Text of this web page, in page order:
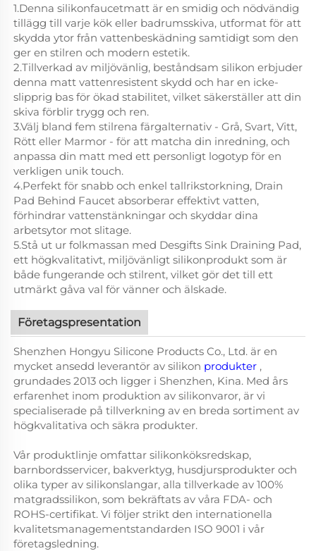
1.Denna silikonfaucetmatt är en smidig och nödvändig
tillägg till varje kök eller badrumsskiva, utformat för att
skydda ytor från vattenbeskädning samtidigt som den
ger en stilren och modern estetik.
2.Tillverkad av miljövänlig, beståndsam silikon erbjuder
denna matt vattenresistent skydd och har en icke-
slipprig bas för ökad stabilitet, vilket säkerställer att din
skiva förblir trygg och ren.
3.Välj bland fem stilrena färgalternativ - Grå, Svart, Vitt,
Rött eller Marmor - för att matcha din inredning, och
anpassa din matt med ett personligt logotyp för en
verkligen unik touch.
4.Perfekt för snabb och enkel tallrikstorkning, Drain
Pad Behind Faucet absorberar effektivt vatten,
förhindrar vattenstänkningar och skyddar dina
arbetsytor mot slitage.
5.Stå ut ur folkmassan med Desgifts Sink Draining Pad,
ett högkvalitativt, miljövänligt silikonprodukt som är
både fungerande och stilrent, vilket gör det till ett
utmärkt gåva val för vänner och älskade.
Företagspresentation
Shenzhen Hongyu Silicone Products Co., Ltd. är en
mycket ansedd leverantör av silikon produkter ,
grundades 2013 och ligger i Shenzhen, Kina. Med års
erfarenhet inom produktion av silikonvaror, är vi
specialiserade på tillverkning av en breda sortiment av
högkvalitativa och säkra produkter.
Vår produktlinje omfattar silikonköksredskap,
barnbordsservicer, bakverktyg, husdjursprodukter och
olika typer av silikonslangar, alla tillverkade av 100%
matgradssilikon, som bekräftats av våra FDA- och
ROHS-certifikat. Vi följer strikt den internationella
kvalitetsmanagementstandarden ISO 9001 i vår
företagsledning.